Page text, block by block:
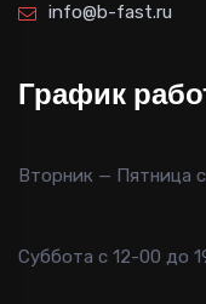
info@b-fast.ru
График
Вторник — Пятница
Суббота с 12-00 до